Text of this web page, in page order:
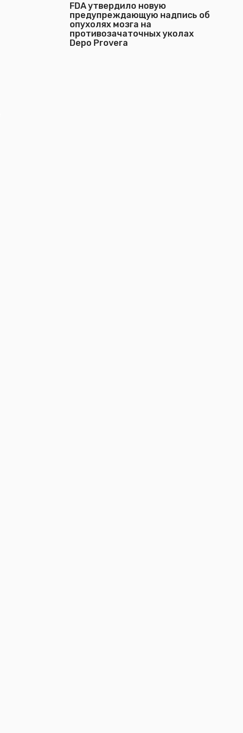
FDA утвердило новую
предупреждающую надпись об
опухолях мозга на
противозачаточных уколах
Depo Provera